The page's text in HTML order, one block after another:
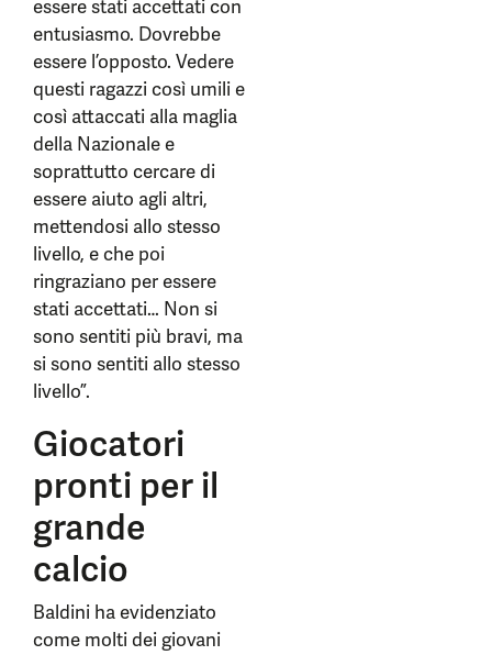
essere stati accettati con
entusiasmo. Dovrebbe
essere l’opposto. Vedere
questi ragazzi così umili e
così attaccati alla maglia
della Nazionale e
soprattutto cercare di
essere aiuto agli altri,
mettendosi allo stesso
livello, e che poi
ringraziano per essere
stati accettati… Non si
sono sentiti più bravi, ma
si sono sentiti allo stesso
livello”.
Giocatori
pronti per il
grande
calcio
Baldini ha evidenziato
come molti dei giovani